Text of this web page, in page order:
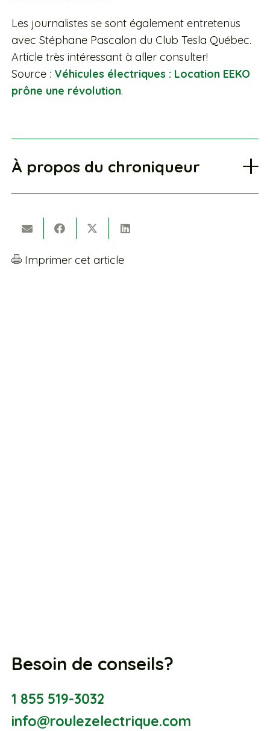
Les journalistes se sont également entretenus
avec Stéphane Pascalon du Club Tesla Québec.
Article très intéressant à aller consulter!
Source : Véhicules électriques : Location EEKO
prône une révolution.
À propos du chroniqueur
Imprimer cet article
Besoin de conseils?
1 855 519-3032
info@roulezelectrique.com